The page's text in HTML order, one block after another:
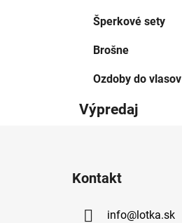
Šperkové sety
Brošne
Ozdoby do vlasov
Výpredaj
Kontakt
info@lotka.sk